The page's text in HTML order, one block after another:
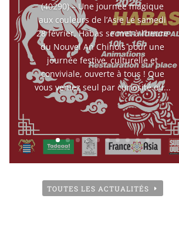
(40290) – Une journée magique
aux couleurs de l’Asie Le samedi
28 février, Habas se met à l’heure
du Nouvel An Chinois pour une
journée festive, culturelle et
conviviale, ouverte à tous ! Que
vous veniez seul par curiosité ou...
TOUTES LES ACTUALITÉS